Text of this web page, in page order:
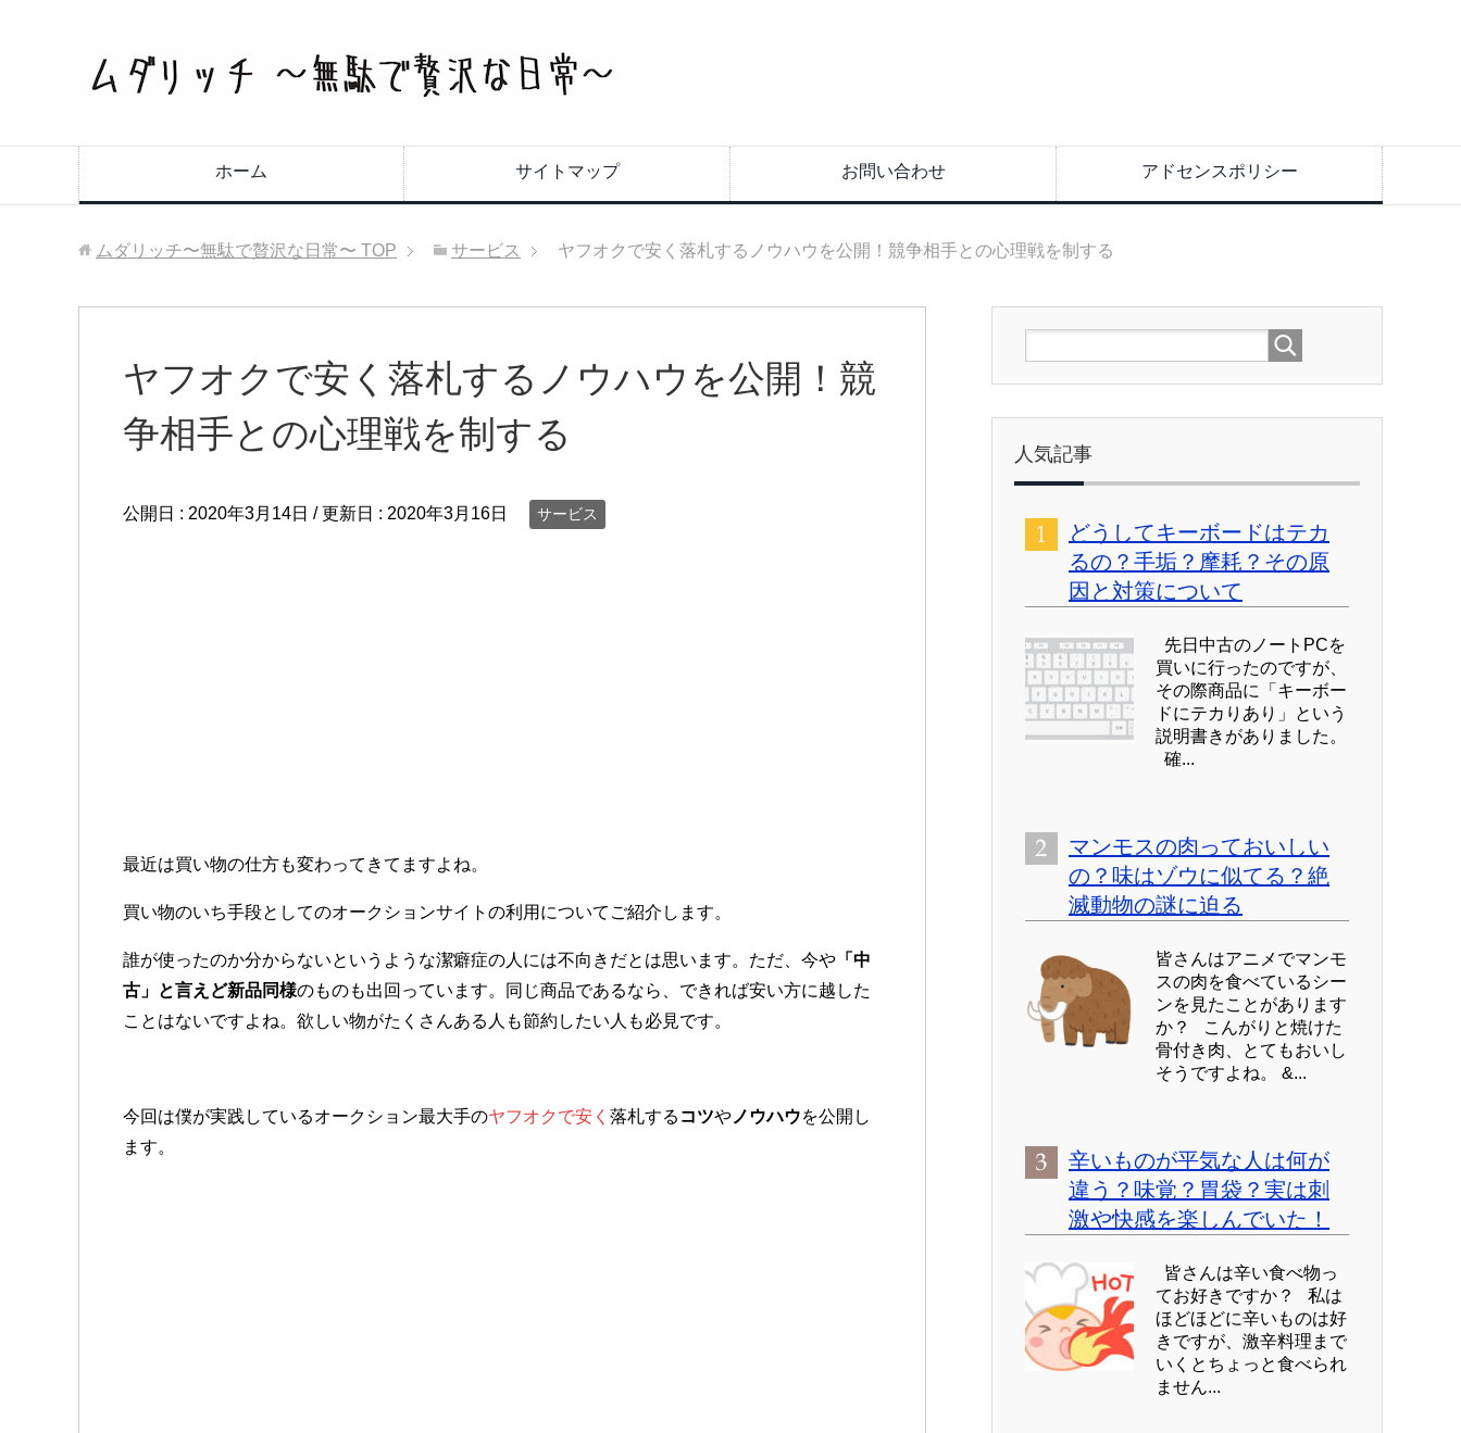
ホーム サイトマップ お問い合わせ アドセンスポリシー
ムダリッチ〜無駄で贅沢な日常〜 TOP サービス ヤフオクで安く落札するノウハウを公開！競争相手との心理戦を制する
ヤフオクで安く落札するノウハウを公開！競
争相手との心理戦を制する
公開日 : 2020年3月14日 / 更新日 : 2020年3月16日 サービス
最近は買い物の仕方も変わってきてますよね。
買い物のいち手段としてのオークションサイトの利用についてご紹介します。
誰が使ったのか分からないというような潔癖症の人には不向きだとは思います。ただ、今や 「中
古」と言えど新品同様のものも出回っています。同じ商品であるなら、できれば安い方に越した
ことはないですよね。欲しい物がたくさんある人も節約したい人も必見です。
今回は僕が実践しているオークション最大手のヤフオクで安く 落札する コツや ノウハウを公開 し
ます。
人気記事
どうしてキーボードはテカ
るの？手垢？摩耗？その原
因と対策について
先日中古のノートPCを
買いに行ったのですが、
その際商品に「キーボー
ドにテカりあり」という
説明書きがありました。
確...
マンモスの肉っておいしい
の？味はゾウに似てる？絶
滅動物の謎に迫る
皆さんはアニメでマンモ
スの肉を食べているシー
ンを見たことがあります
か？ こんがりと焼けた
骨付き肉、とてもおいし
そうですよね。 &...
辛いものが平気な人は何が
違う？味覚？胃袋？実は刺
激や快感を楽しんでいた！
皆さんは辛い食べ物っ
てお好きですか？ 私は
ほどほどに辛いものは好
きですが、激辛料理まで
いくとちょっと食べられ
ません...